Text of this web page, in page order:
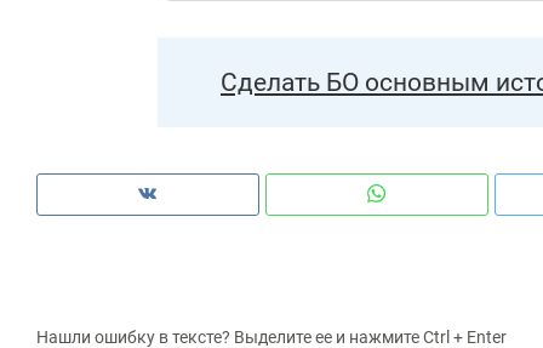
Сделать БО основным
Нашли ошибку в тексте? Выделите ее и нажмите Ctrl + Enter